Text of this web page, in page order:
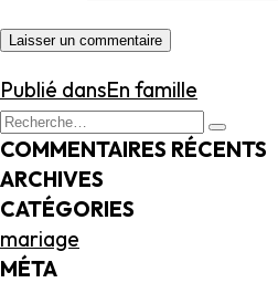
NAVIGATION
DE
L’ARTICLE
Publié dansEn famille
Recherche
pour
:
Recherche
COMMENTAIRES RÉCENTS
ARCHIVES
CATÉGORIES
mariage
MÉTA